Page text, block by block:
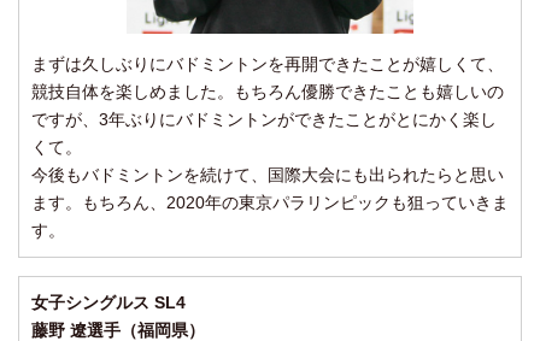
まずは久しぶりにバドミントンを再開できたことが嬉しくて、
競技自体を楽しめました。もちろん優勝できたことも嬉しいの
ですが、3年ぶりにバドミントンができたことがとにかく楽し
くて。
今後もバドミントンを続けて、国際大会にも出られたらと思い
ます。もちろん、2020年の東京パラリンピックも狙っていきま
す。
女子シングルス SL4
藤野 遼選手（福岡県）